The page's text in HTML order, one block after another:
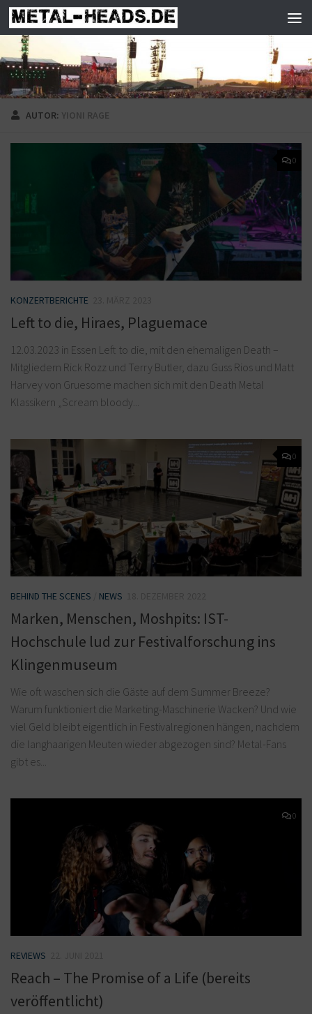
Zum Inhalt springen
AUTOR: YIONI RAGE
0
KONZERTBERICHTE
Left to die, Hiraes, Plaguemace
12.03.2023 in Essen Left to die, mit den ehemaligen Death –
Mitgliedern Rick Rozz und Terry Butler, dazu Guss Rios und Matt
Harvey von Gruesome machen sich mit den Death Metal
Klassikern „Scream bloody...
0
BEHIND THE SCENES NEWS
Marken, Menschen, Moshpits: IST-
Hochschule lud zur Festivalforschung ins
Klingenmuseum
Wie oft waschen sich die Gäste auf dem Summer Breeze?
Warum funktioniert die Marketing-Maschinerie Wacken? Und wie
viel Geld bleibt eigentlich in Festivalregionen hängen, nachdem
die langhaarigen Meuten wieder abgezogen sind? Metal-Fans
gibt es...
0
REVIEWS
Reach – The Promise of a Life (bereits
veröffentlicht)